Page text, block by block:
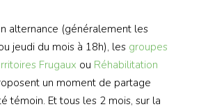
alternance (généralement les
jeudi du mois à 18h), les groupes
Frugaux ou Réhabilitation
un moment de partage
témoin. Et tous les 2 mois, sur la